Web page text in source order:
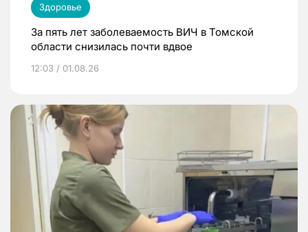
Здоровье
За пять лет заболеваемость ВИЧ в Томской
области снизилась почти вдвое
12:03 / 01.08.26